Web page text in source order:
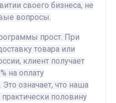
своего бизнеса, не
вопросы.
прост. При
товара или
клиент получает
на оплату
означает, что наша
половину